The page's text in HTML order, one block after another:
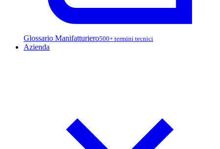
Glossario Manifatturiero500+ termini tecnici
Azienda